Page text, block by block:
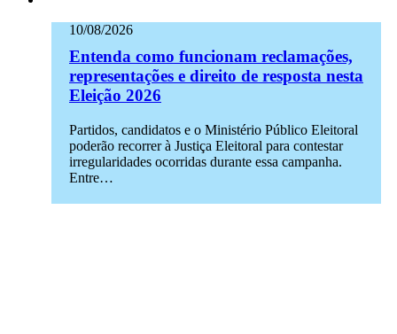
10/08/2026
Entenda como funcionam reclamações,
representações e direito de resposta nesta
Eleição 2026
Partidos, candidatos e o Ministério Público Eleitoral
poderão recorrer à Justiça Eleitoral para contestar
irregularidades ocorridas durante essa campanha.
Entre…